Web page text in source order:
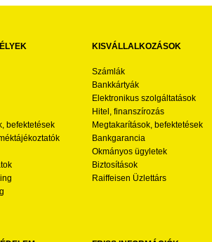
befektetések
KISVÁLLALKOZÁSOK
Számlák
Bankkártyák
Elektronikus szolgáltatások
Hitel, finanszírozás
Megtakarítások, befektetések
Bankgarancia
Okmányos ügyletek
Biztosítások
Raiffeisen Üzlettárs